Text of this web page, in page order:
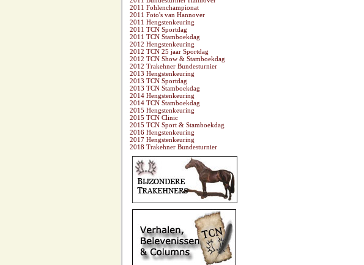
2011 Fohlenchampionat
2011 Foto's van Hannover
2011 Hengstenkeuring
2011 TCN Sportdag
2011 TCN Stamboekdag
2012 Hengstenkeuring
2012 TCN 25 jaar Sportdag
2012 TCN Show & Stamboekdag
2012 Trakehner Bundesturnier
2013 Hengstenkeuring
2013 TCN Sportdag
2013 TCN Stamboekdag
2014 Hengstenkeuring
2014 TCN Stamboekdag
2015 Hengstenkeuring
2015 TCN Clinic
2015 TCN Sport & Stamboekdag
2016 Hengstenkeuring
2017 Hengstenkeuring
2018 Trakehner Bundesturnier